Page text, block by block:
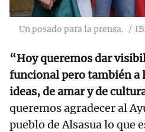
Un posado para la prensa.
“Hoy queremos dar
funcional pero también a
ideas, de amar y de
queremos agradecer al
pueblo de Alsasua lo que